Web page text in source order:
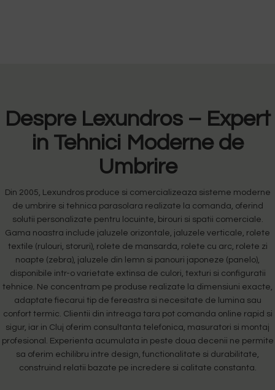
Despre Lexundros – Expert
in Tehnici Moderne de
Umbrire
Din 2005, Lexundros produce si comercializeaza sisteme moderne
de umbrire si tehnica parasolara realizate la comanda, oferind
solutii personalizate pentru locuinte, birouri si spatii comerciale.
Gama noastra include jaluzele orizontale, jaluzele verticale, rolete
textile (rulouri, storuri), rolete de mansarda, rolete cu arc, rolete zi
noapte (zebra), jaluzele din lemn si panouri japoneze (panelo),
disponibile intr-o varietate extinsa de culori, texturi si configuratii
tehnice. Ne concentram pe produse realizate la dimensiuni exacte,
adaptate fiecarui tip de fereastra si necesitate de lumina sau
confort termic. Clientii din intreaga tara pot comanda online rapid si
sigur, iar in Cluj oferim consultanta telefonica, masuratori si montaj
profesional. Experienta acumulata in peste doua decenii ne permite
sa oferim echilibru intre design, functionalitate si durabilitate,
construind relatii bazate pe incredere si calitate constanta.